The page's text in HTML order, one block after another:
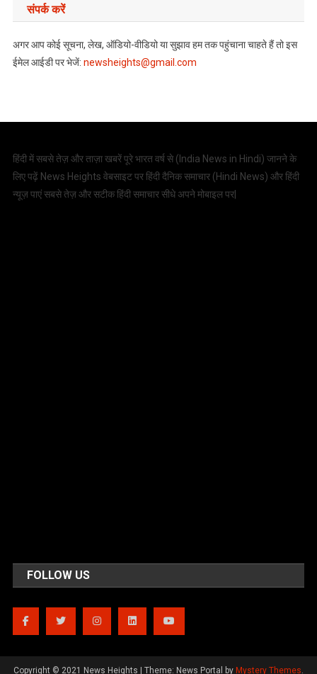
संपर्क करें
अगर आप कोई सूचना, लेख, ऑडियो-वीडियो या सुझाव हम तक पहुंचाना चाहते हैं तो इस
ईमेल आईडी पर भेजें: newsheights@gmail.com
हिंदी में सबसे तेज़ और ताज़ा खबरें पूरे भारत वर्ष से ( India News in Hindi) जानने के
लिए पढ़ें News Heights वेबसाइट पर हिंदी दैनिक समाचार (Hindi News) और हिंदी
न्यूज़ पाएं सबसे तेज़ और सटीक हिंदी समाचार सीधे अपने मोबाइल पर|
FOLLOW US
Copyright © 2021 News Heights Theme: News Portal by Mystery Themes.